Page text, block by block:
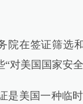
在签证筛选和
“对美国国家安
美国一种临时